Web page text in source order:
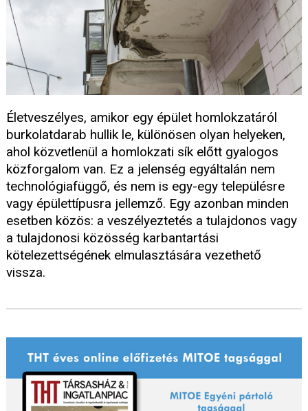
Életveszélyes, amikor egy épület homlokzatáról
burkolatdarab hullik le, különösen olyan helyeken,
ahol közvetlenül a homlokzati sík előtt gyalogos
közforgalom van. Ez a jelenség egyáltalán nem
technológiafüggő, és nem is egy-egy településre
vagy épülettípusra jellemző. Egy azonban minden
esetben közös: a veszélyeztetés a tulajdonos vagy
a tulajdonosi közösség karbantartási
kötelezettségének elmulasztására vezethető
vissza.